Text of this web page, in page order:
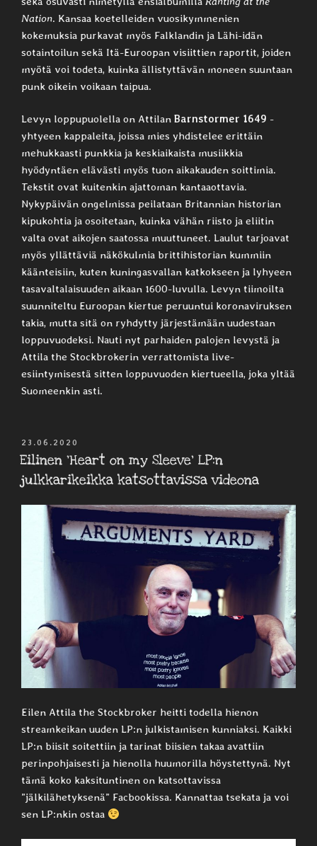
Nation. Kansaa koetelleiden vuosikymmenien
kokemuksia purkavat myös Falklandin ja Lähi-idän
sotaintoilun sekä Itä-Euroopan visiittien raportit, joiden
myötä voi todeta, kuinka ällistyttävän moneen suuntaan
punk oikein voikaan taipua.
Levyn loppupuolella on Attilan Barnstormer 1649 -
yhtyeen kappaleita, joissa mies yhdistelee erittäin
mehukkaasti punkkia ja keskiaikaista musiikkia
hyödyntäen elävästi myös tuon aikakauden soittimia.
Tekstit ovat kuitenkin ajattoman kantaaottavia.
Nykypäivän ongelmissa peilataan Britannian historian
kipukohtia ja osoitetaan, kuinka vähän riisto ja eliitin
valta ovat aikojen saatossa muuttuneet. Laulut tarjoavat
myös yllättäviä näkökulmia brittihistorian kummiin
käänteisiin, kuten kuningasvallan katkokseen ja lyhyeen
tasavaltalaisuuden aikaan 1600-luvulla. Levyn tiimoilta
suunniteltu Euroopan kiertue peruuntui koronaviruksen
takia, mutta sitä on ryhdytty järjestämään uudestaan
loppuvuodeksi. Nauti nyt parhaiden palojen levystä ja
Attila the Stockbrokerin verrattomista live-
esiintymisestä sitten loppuvuoden kiertueella, joka yltää
Suomeenkin asti.
JULKAISTU
23.06.2020
Eilinen ’Heart on my Sleeve’ LP:n
julkkarikeikka katsottavissa videona
Eilen Attila the Stockbroker heitti todella hienon
streamkeikan uuden LP:n julkistamisen kunniaksi. Kaikki
LP:n biisit soitettiin ja tarinat biisien takaa avattiin
perinpohjaisesti ja hienolla huumorilla höystettynä. Nyt
tämä koko kaksituntinen on katsottavissa
”jälkilähetyksenä” Facbookissa. Kannattaa tsekata ja voi
sen LP:nkin ostaa